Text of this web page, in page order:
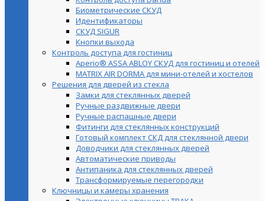
Биометрические СКУД
Идентификаторы
СКУД SIGUR
Кнопки выхода
Контроль доступа для гостиниц
Aperio® ASSA ABLOY СКУД для гостиниц и отелей
MATRIX AIR DORMA для мини-отелей и хостелов
Решения для дверей из стекла
Замки для стеклянных дверей
Ручные раздвижные двери
Ручные распашные двери
Фитинги для стеклянных конструкций
Готовый комплект СКД для стеклянной двери
Доводчики для стеклянных дверей
Автоматические приводы
Антипаника для стеклянных дверей
Трансформируемые перегородки
Ключницы и камеры хранения